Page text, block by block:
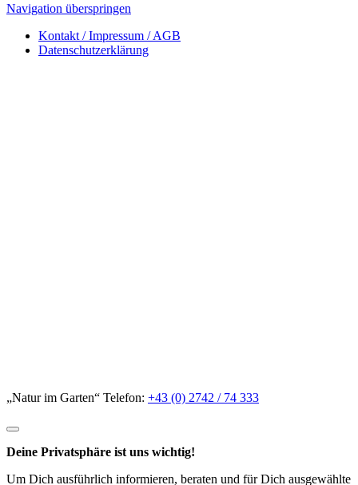
Navigation überspringen
Kontakt / Impressum / AGB
Datenschutzerklärung
„Natur im Garten“ Telefon: +43 (0) 2742 / 74 333
Deine Privatsphäre ist uns wichtig!
Um Dich ausführlich informieren, beraten und für Dich ausgewählte